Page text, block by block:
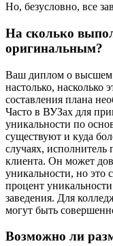
Но, безусловно, все
На сколько
оригинальным?
Ваш диплом о высшем
настолько, насколько
составления плана
Часто в ВУЗах для
уникальности по
существуют и куда
случаях, исполнитель
клиента. Он может
уникальности, но это
процент
заведения. Для
могут быть
Возможно ли